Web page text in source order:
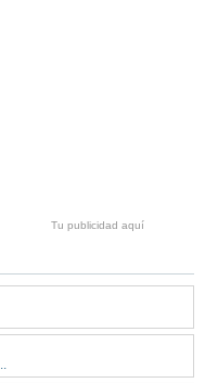
Tu publicidad aquí